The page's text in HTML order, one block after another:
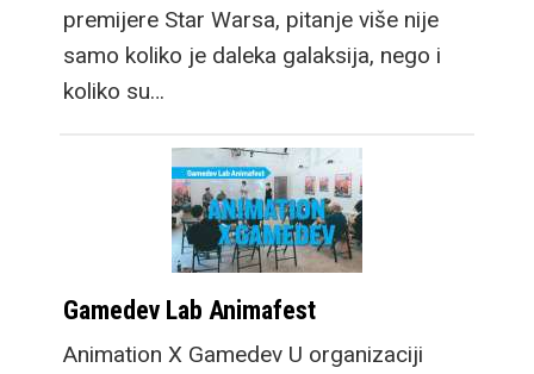
premijere Star Warsa, pitanje više nije
samo koliko je daleka galaksija, nego i
koliko su…
Gamedev Lab Animafest
Animation X Gamedev U organizaciji